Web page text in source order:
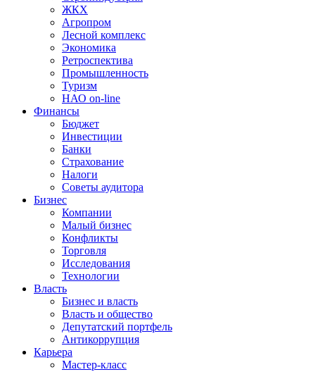
ЖКХ
Агропром
Лесной комплекс
Экономика
Ретроспектива
Промышленность
Туризм
НАО on-line
Финансы
Бюджет
Инвестиции
Банки
Страхование
Налоги
Советы аудитора
Бизнес
Компании
Малый бизнес
Конфликты
Торговля
Исследования
Технологии
Власть
Бизнес и власть
Власть и общество
Депутатский портфель
Антикоррупция
Карьера
Мастер-класс